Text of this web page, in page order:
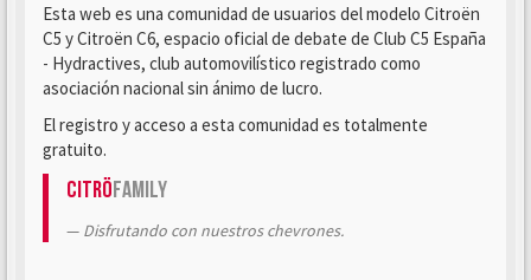
Esta web es una comunidad de usuarios del modelo Citroën
C5 y Citroën C6, espacio oficial de debate de Club C5 España
- Hydractives, club automovilístico registrado como
asociación nacional sin ánimo de lucro.
El registro y acceso a esta comunidad es totalmente
gratuito.
CitröFamily
Disfrutando con nuestros chevrones.